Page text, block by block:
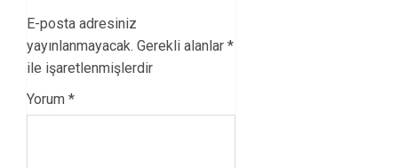
E-posta adresiniz
yayınlanmayacak. Gerekli alanlar *
ile işaretlenmişlerdir
Yorum *